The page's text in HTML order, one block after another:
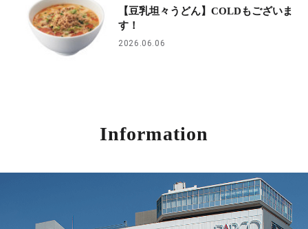
【豆乳坦々うどん】COLDもございま
す！
2026.06.06
Information